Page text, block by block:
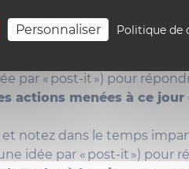
Personnaliser Politique de
disposition quant au volet
qui vous intéresse.
par « post-it ») pour
actions menées à ce jour
notez dans le temps
idée par « post-it ») pour